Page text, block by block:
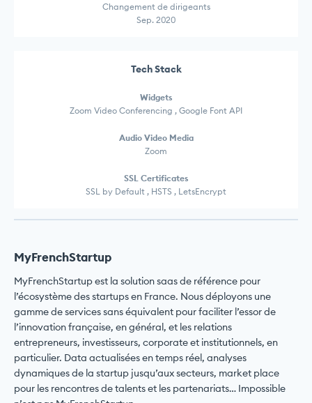
Changement de dirigeants
Sep. 2020
Tech Stack
Widgets
Zoom Video Conferencing , Google Font API
Audio Video Media
Zoom
SSL Certificates
SSL by Default , HSTS , LetsEncrypt
MyFrenchStartup
MyFrenchStartup est la solution saas de référence pour
l’écosystème des startups en France. Nous déployons une
gamme de services sans équivalent pour faciliter l’essor de
l’innovation française, en général, et les relations
entrepreneurs, investisseurs, corporate et institutionnels, en
particulier. Data actualisées en temps réel, analyses
dynamiques de la startup jusqu’aux secteurs, market place
pour les rencontres de talents et les partenariats… Impossible